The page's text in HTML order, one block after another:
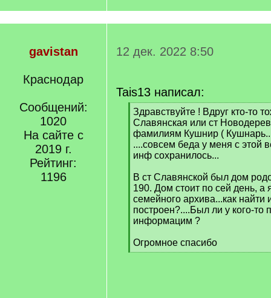
gavistan
Краснодар
Сообщений:
1020
На сайте с
2019 г.
Рейтинг:
1196
12 дек. 2022 8:50
Tais13 написал:
[
q
]
Здравствуйте ! Вдруг кто-то
Славянская или ст
фамилиям Кушнир (
....совсем беда у меня с этой
инф сохранилось...
В ст Славянской был дом
190. Дом стоит по сей день,
семейного архива...как найти
построен?....Был ли у кого-то
информацим ?
Огромное спасибо
[